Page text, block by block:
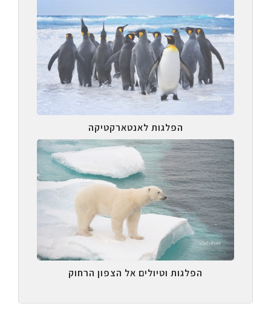
הפלגות לאנטארקטיקה
הפלגות וטיולים אל הצפון הרחוק